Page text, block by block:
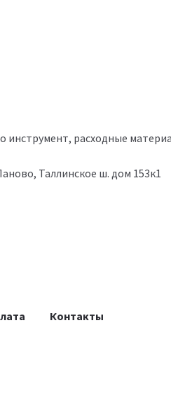
инструмент, расходные
Таллинское ш. дом 153к1
Контакты